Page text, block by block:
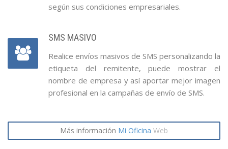
según sus condiciones empresariales.
SMS MASIVO
Realice envíos masivos de SMS personalizando la
etiqueta del remitente, puede mostrar el
nombre de empresa y así aportar mejor imagen
profesional en la campañas de envío de SMS.
Más información Mi Oficina Web